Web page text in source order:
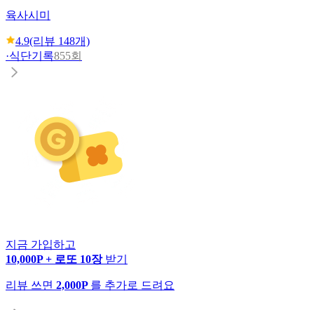
육사시미
4.9(리뷰 148개)
·식단기록855회
지금 가입하고
10,000P + 로또 10장 받기
리뷰 쓰면 2,000P 를 추가로 드려요